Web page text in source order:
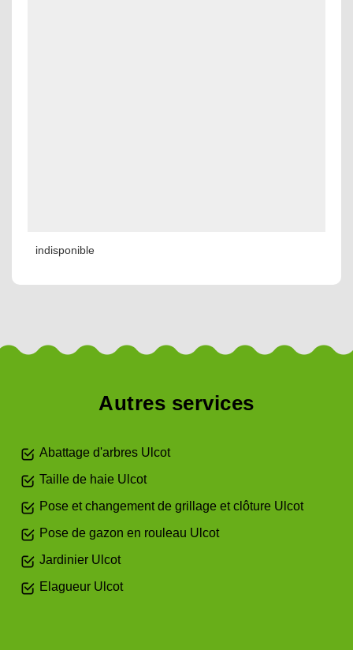
indisponible
Autres services
Abattage d'arbres Ulcot
Taille de haie Ulcot
Pose et changement de grillage et clôture Ulcot
Pose de gazon en rouleau Ulcot
Jardinier Ulcot
Elagueur Ulcot